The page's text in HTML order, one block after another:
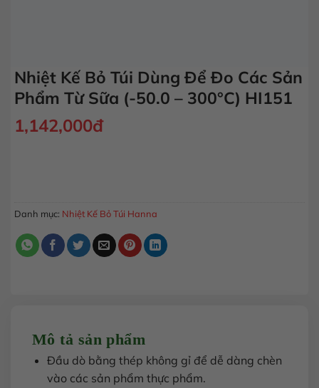
Nhiệt Kế Bỏ Túi Dùng Để Đo Các Sản
Phẩm Từ Sữa (-50.0 – 300°C) HI151
1,142,000đ
Danh mục: Nhiệt Kế Bỏ Túi Hanna
Mô tả sản phẩm
Đầu dò bằng thép không gỉ để dễ dàng chèn
vào các sản phẩm thực phẩm.